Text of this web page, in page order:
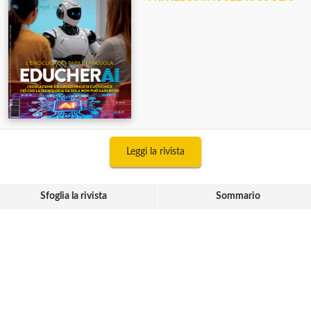
Leggi la rivista
Sfoglia la rivista Sommario